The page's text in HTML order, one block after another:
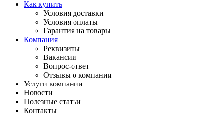
Как купить
Условия доставки
Условия оплаты
Гарантия на товары
Компания
Реквизиты
Вакансии
Вопрос-ответ
Отзывы о компании
Услуги компании
Новости
Полезные статьи
Контакты